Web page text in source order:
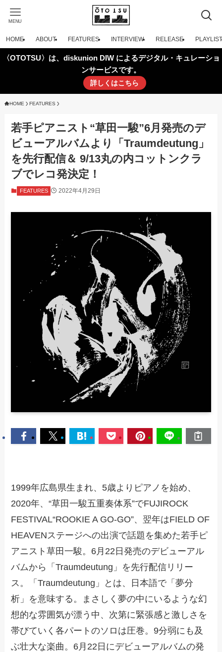
MENU
HOME ABOUT FEATURES INTERVIEW RELEASE PLAYLIST
〈OTOTSU〉は、diskunion DIW によるデジタル・キュレーショ
ンサービスです。
詳しくはこちら
HOME FEATURES
若手ピアニスト“草田一駿”6月発売のデ
ビューアルバムより「Traumdeutung」
を先行配信＆ 9/13丸の内コットンクラ
ブでレコ発決定！
FEATURES 2022年4月29日
1999年広島県生まれ、5歳よりピアノを始め、
2020年、“草田一駿五重奏体系”でFUJIROCK
FESTIVAL“ROOKIE A GO-GO”、翌年はFIELD OF
HEAVENステージへの出演で話題を集めた若手ピ
アニスト草田一駿。6月22日発売のデビューアル
バムから「Traumdeutung」を先行配信リリー
ス。「Traumdeutung」とは、日本語で「夢分
析」を意味する。まさしく夢の中にいるような幻
想的な雰囲気が漂う中、次第に緊張感と激しさを
帯びていく各パートのソロは圧巻。9分弱にも及
ぶ壮大な楽曲。6月22日にデビューアルバムの発